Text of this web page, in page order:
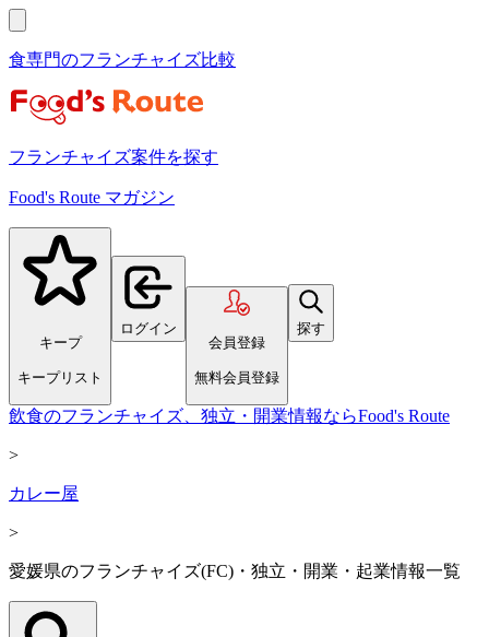
食専門のフランチャイズ比較
フランチャイズ案件を探す
Food's Route マガジン
キープ
キープリスト
ログイン
会員登録
無料会員登録
探す
飲食のフランチャイズ、独立・開業情報ならFood's Route
>
カレー屋
>
愛媛県のフランチャイズ(FC)・独立・開業・起業情報一覧